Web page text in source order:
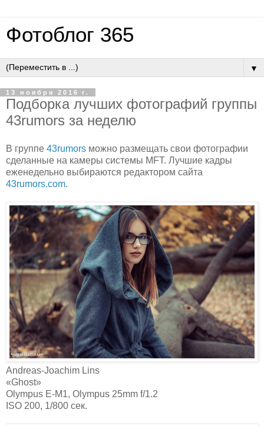
Фотоблог 365
▼
13 ноября 2016 г.
Подборка лучших фотографий группы
43rumors за неделю
В группе 43rumors можно размещать свои фотографии
сделанные на камеры системы MFT. Лучшие кадры
еженедельно выбираются редактором сайта
43rumors.com.
Andreas-Joachim Lins‎
«Ghost»
Olympus E-M1, Olympus 25mm f/1.2
ISO 200, 1/800 сек.